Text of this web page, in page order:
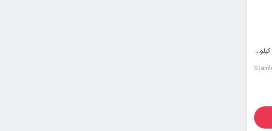
مبدل حرارتی استنلس استیل 80 کیلووات